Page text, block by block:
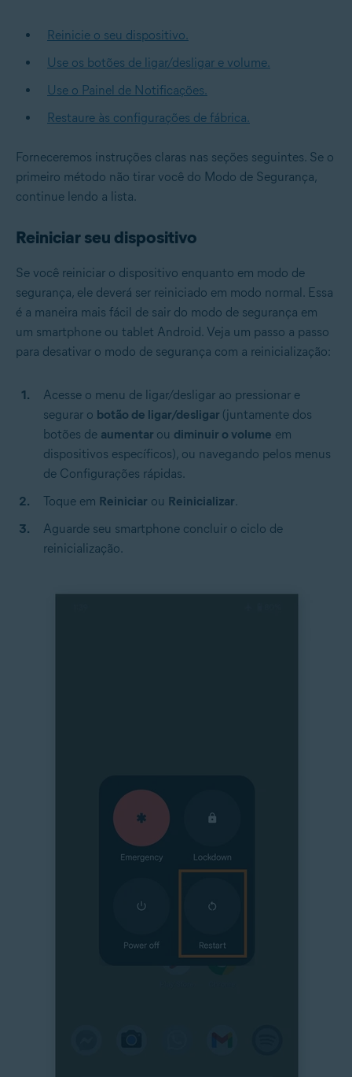
Reinicie o seu dispositivo.
Use os botões de ligar/desligar e volume.
Use o Painel de Notificações.
Restaure às configurações de fábrica.
Forneceremos instruções claras nas seções seguintes. Se o
primeiro método não tirar você do Modo de Segurança,
continue lendo a lista.
Reiniciar seu dispositivo
Se você reiniciar o dispositivo enquanto em modo de
segurança, ele deverá ser reiniciado em modo normal. Essa
é a maneira mais fácil de sair do modo de segurança em
um smartphone ou tablet Android. Veja um passo a passo
para desativar o modo de segurança com a reinicialização:
Acesse o menu de ligar/desligar ao pressionar e
segurar o botão de ligar/desligar (juntamente dos
botões de aumentar ou diminuir o volume em
dispositivos específicos), ou navegando pelos menus
de Configurações rápidas.
Toque em Reiniciar ou Reinicializar.
Aguarde seu smartphone concluir o ciclo de
reinicialização.